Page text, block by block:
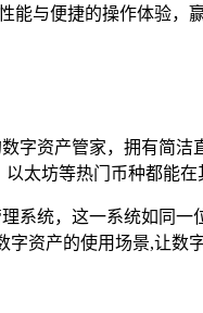
与便捷的操作体验
资产管家，拥有简
太坊等热门币种都能在
系统，这一系统如同
资产的使用场景,让数